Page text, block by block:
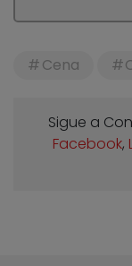
Cena
Sigue a
Facebook,